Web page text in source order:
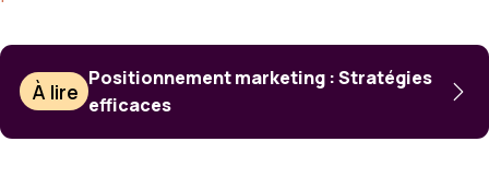
À lire
Positionnement marketing : Stratégies
efficaces